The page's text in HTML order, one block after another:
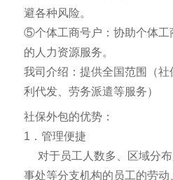
避各种风险。
⑤个体工商号户：协助个体工
的人力资源服务。
我司介绍：提供全国范围（
利代发、劳务派遣等服务）
社保外包的优势：
1．管理便捷
对于员工人数多、区域分
事处等分支机构的员工的劳